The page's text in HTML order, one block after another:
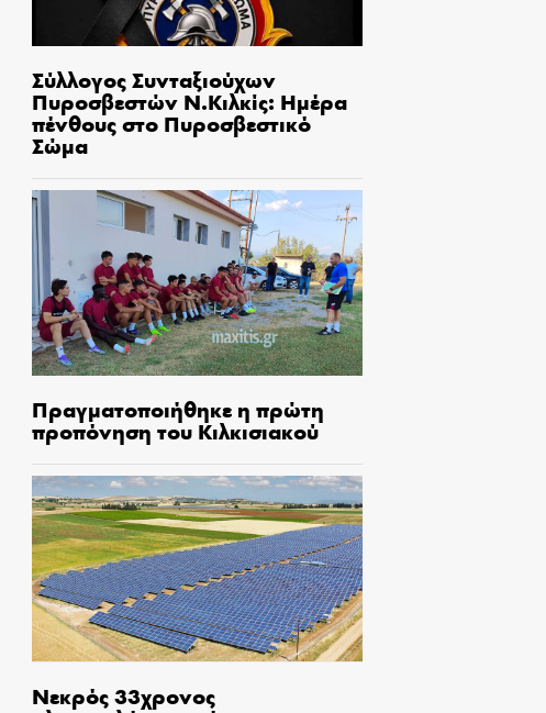
Σύλλογος Συνταξιούχων
Πυροσβεστών Ν.Κιλκίς: Ημέρα
πένθους στο Πυροσβεστικό
Σώμα
Πραγματοποιήθηκε η πρώτη
προπόνηση του Κιλκισιακού
Νεκρός 33χρονος